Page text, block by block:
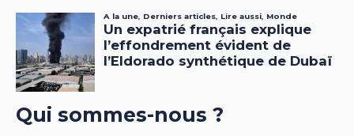
Qui sommes-nous ?